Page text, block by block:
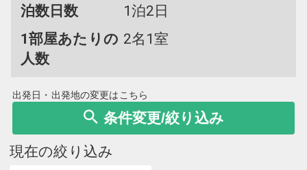
泊数日数
1泊2日
1部屋あたりの
人数
2名1室
出発日・出発地の変更はこちら
条件変更/絞り込み
現在の絞り込み